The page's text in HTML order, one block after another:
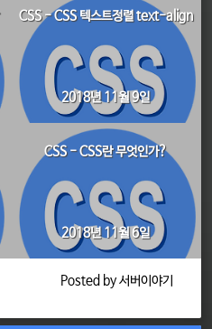
CSS - CSS 텍스트정렬 text-align
2018년 11월 9일
CSS - CSS란 무엇인가?
2018년 11월 6일
Posted by 서버이야기